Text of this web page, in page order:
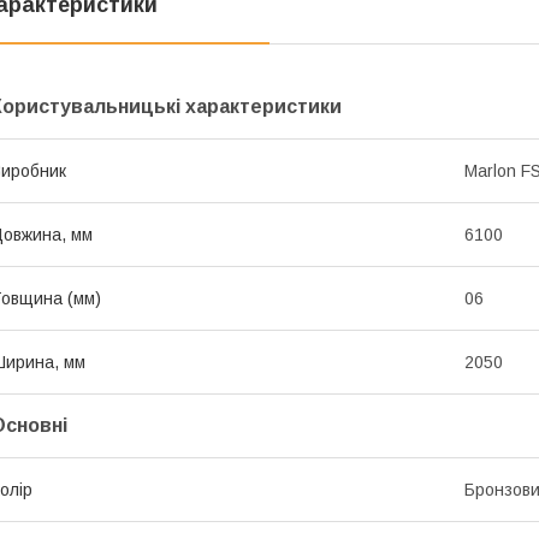
характеристики
Marlon
мм 6100
(мм) 06
мм 2050